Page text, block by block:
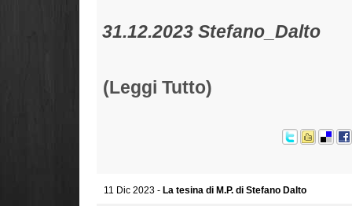
31.12.2023 Stefano_Dalto
(Leggi Tutto)
11 Dic 2023 - La tesina di M.P. di Stefano Dalto